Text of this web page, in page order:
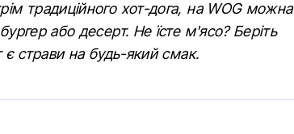
традиційного хот-дога, на WOG можна
або десерт. Не їсте м'ясо? Беріть
є страви на будь-який смак.